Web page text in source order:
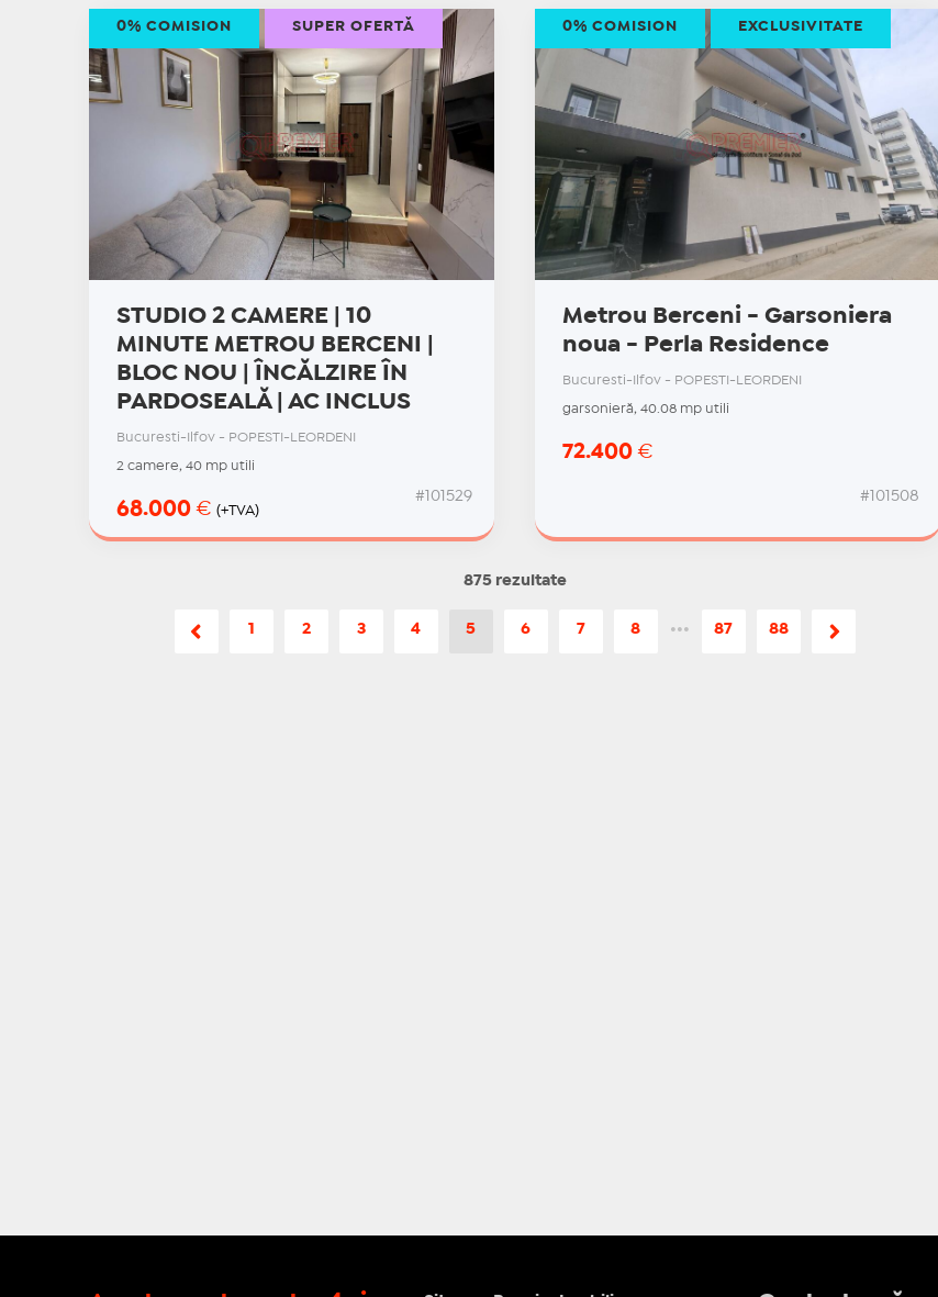
STUDIO 2 CAMERE | 10
MINUTE METROU BERCENI |
BLOC NOU | ÎNCĂLZIRE ÎN
PARDOSEALĂ | AC INCLUS
Bucuresti-Ilfov - POPESTI-LEORDENI
2 camere, 40 mp utili
68.000 € (+TVA)
#101529
0% COMISION SUPER OFERTĂ
Metrou Berceni - Garsoniera
noua - Perla Residence
Bucuresti-Ilfov - POPESTI-LEORDENI
garsonieră, 40.08 mp utili
72.400€
#101508
0% COMISION EXCLUSIVITATE
875 rezultate
1 2 3 4 5 6 7 8 ••• 87 88